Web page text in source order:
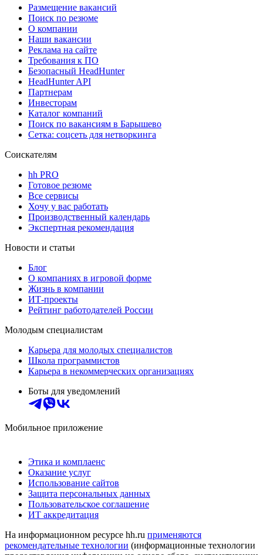
Размещение вакансий
Поиск по резюме
О компании
Наши вакансии
Реклама на сайте
Требования к ПО
Безопасный HeadHunter
HeadHunter API
Партнерам
Инвесторам
Каталог компаний
Поиск по вакансиям в Барышево
Сетка: соцсеть для нетворкинга
Соискателям
hh PRO
Готовое резюме
Все сервисы
Хочу у вас работать
Производственный календарь
Экспертная рекомендация
Новости и статьи
Блог
О компаниях в игровой форме
Жизнь в компании
ИТ-проекты
Рейтинг работодателей России
Молодым специалистам
Карьера для молодых специалистов
Школа программистов
Карьера в некоммерческих организациях
Боты для уведомлений
Мобильное приложение
Этика и комплаенс
Оказание услуг
Использование сайтов
Защита персональных данных
Пользовательское соглашение
ИТ аккредитация
На информационном ресурсе hh.ru применяются
рекомендательные технологии (информационные технологии